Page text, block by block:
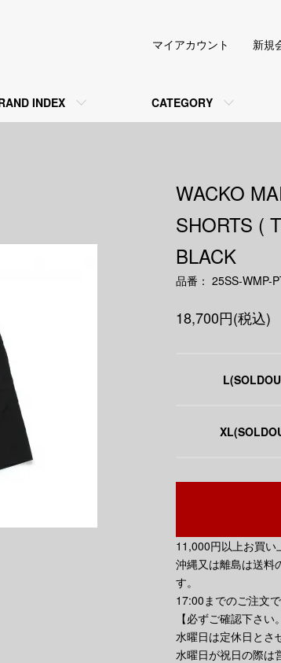
INDEX CATEGORY
マイアカウント 新規
WACKO
SHORTS (
BLACK
品番： 25SS-WMP-
18,700円(税込)
11,000円以上お買
沖縄又は離島は送料
す。
17:00までのご注文
【必ずご確認下さい
水曜日は定休日とさ
水曜日が祝日の際は